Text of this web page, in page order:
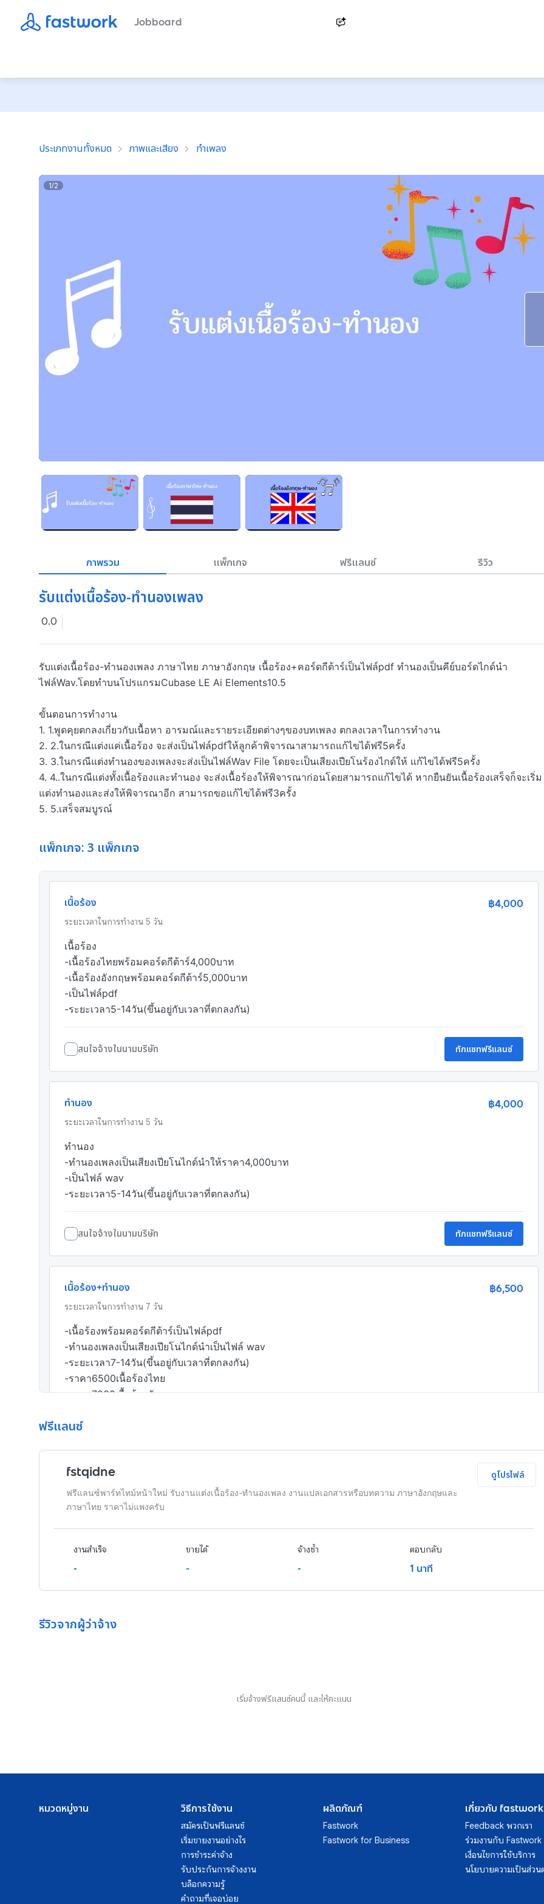
Jobboard
ประเภทงานทั้งหมด ภาพและเสียง ทำเพลง
1/2
ภาพรวม แพ็กเกจ ฟรีแลนซ์ รีวิว
รับแต่งเนื้อร้อง-ทำนองเพลง
0.0
รับแต่งเนื้อร้อง-ทำนองเพลง ภาษาไทย ภาษาอังกฤษ เนื้อร้อง+คอร์ดกีต้าร์เป็นไฟล์pdf ทำนองเป็นคีย์บอร์ดไกด์นำ
ไฟล์Wav.โดยทำบนโปรแกรมCubase LE Ai Elements10.5
ขั้นตอนการทำงาน
1. 1.พูดคุยตกลงเกี่ยวกับเนื้อหา อารมณ์และรายระเอียดต่างๆของบทเพลง ตกลงเวลาในการทำงาน
2. 2.ในกรณีแต่งแค่เนื้อร้อง จะส่งเป็นไฟล์pdfให้ลูกค้าพิจารณาสามารถแก้ไขได้ฟรี5ครั้ง
3. 3.ในกรณีแต่งทำนองของเพลงจะส่งเป็นไฟล์Wav File โดยจะเป็นเสียงเปียโนร้องไกด์ให้ แก้ไขได้ฟรี5ครั้ง
4. 4..ในกรณีแต่งทั้งเนื้อร้องและทำนอง จะส่งเนื้อร้องให้พิจารณาก่อนโดยสามารถแก้ไขได้ หากยืนยันเนื้อร้องเสร็จก็จะเริ่ม
แต่งทำนองและส่งให้พิจารณาอีก สามารถขอแก้ไขได้ฟรี3ครั้ง
5. 5.เสร็จสมบูรณ์
แพ็กเกจ: 3 แพ็กเกจ
เนื้อร้อง ฿4,000
ระยะเวลาในการทำงาน 5 วัน
เนื้อร้อง
-เนื้อร้องไทยพร้อมคอร์ดกีต้าร์4,000บาท
-เนื้อร้องอังกฤษพร้อมคอร์ดกีต้าร์5,000บาท
-เป็นไฟล์pdf
-ระยะเวลา5-14วัน(ขึ้นอยู่กับเวลาที่ตกลงกัน)
สนใจจ้างในนามบริษัท ทักแชทฟรีแลนซ์
ทำนอง ฿4,000
ระยะเวลาในการทำงาน 5 วัน
ทำนอง
-ทำนองเพลงเป็นเสียงเปียโนไกด์นำให้ราคา4,000บาท
-เป็นไฟล์ wav
-ระยะเวลา5-14วัน(ขึ้นอยู่กับเวลาที่ตกลงกัน)
สนใจจ้างในนามบริษัท ทักแชทฟรีแลนซ์
เนื้อร้อง+ทำนอง ฿6,500
ระยะเวลาในการทำงาน 7 วัน
-เนื้อร้องพร้อมคอร์ดกีต้าร์เป็นไฟล์pdf
-ทำนองเพลงเป็นเสียงเปียโนไกด์นำเป็นไฟล์ wav
-ระยะเวลา7-14วัน(ขึ้นอยู่กับเวลาที่ตกลงกัน)
-ราคา6500เนื้อร้องไทย
-ราคา7000เนื้อร้องอังกฤษ
สนใจจ้างในนามบริษัท
ฟรีแลนซ์
fstqidne
ฟรีแลนซ์พาร์ทไทม์หน้าใหม่ รับงานแต่งเนื้อร้อง-ทำนองเพลง งานแปลเอกสารหรือบทความ ภาษาอังกฤษและ
ภาษาไทย ราคาไม่แพงครับ
ดูโปรไฟล์
งานสำเร็จ
-
ขายได้
-
จ้างซ้ำ
-
ตอบกลับ
1 นาที
รีวิวจากผู้ว่าจ้าง
เริ่มจ้างฟรีแลนซ์คนนี้ และให้คะแนน
หมวดหมู่งาน วิธีการใช้งาน
สมัครเป็นฟรีแลนซ์
เริ่มขายงานอย่างไร
การชำระค่าจ้าง
รับประกันการจ้างงาน
บล็อกความรู้
คำถามที่เจอบ่อย
ผลิตภัณฑ์
Fastwork
Fastwork for Business
เกี่ยวกับ fastwork
Feedback พวกเรา
ร่วมงานกับ Fastwork
เงื่อนไขการใช้บริการ
นโยบายความเป็นส่วน